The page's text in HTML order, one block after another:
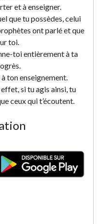
et à enseigner.
que tu possèdes, celui
ont parlé et que
toi.
toi entièrement à ta
ton enseignement.
si tu agis ainsi, tu
ceux qui t’écoutent.